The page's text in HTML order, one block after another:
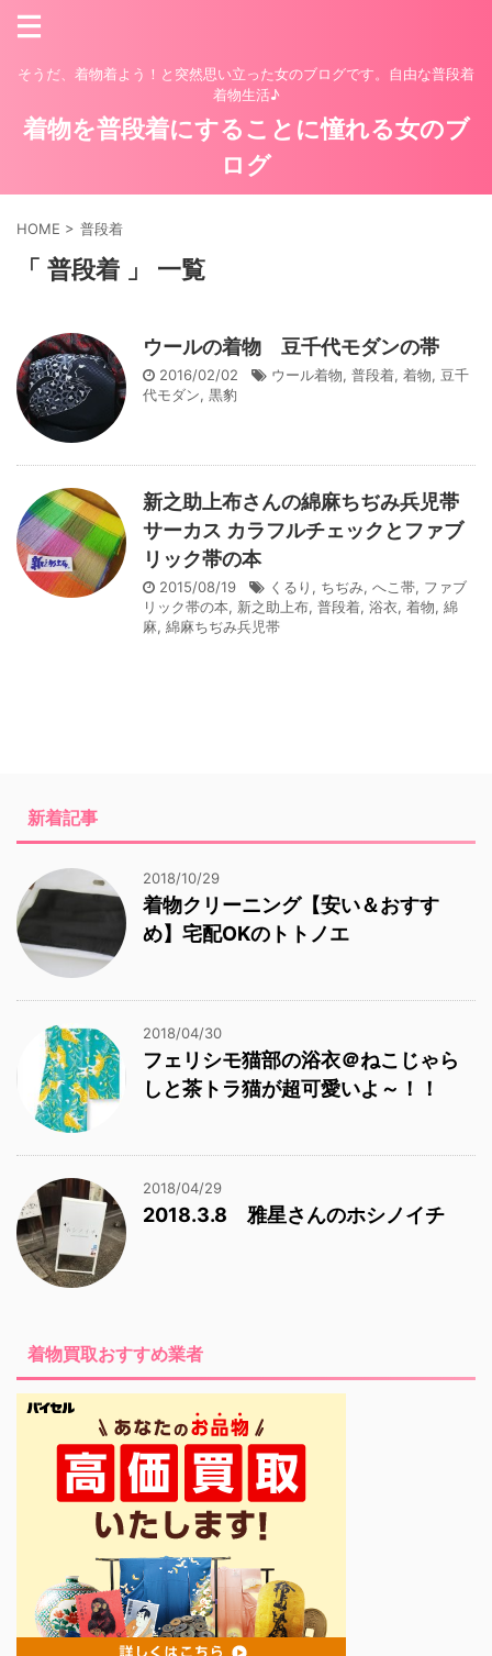
そうだ、着物着よう！と突然思い立った女のブログです。自由な普段着
着物生活♪
着物を普段着にすることに憧れる女のブ
ログ
HOME > 普段着
「 普段着 」 一覧
ウールの着物 豆千代モダンの帯
2016/02/02 ウール着物, 普段着, 着物, 豆千
代モダン, 黒豹
新之助上布さんの綿麻ちぢみ兵児帯
サーカス カラフルチェックとファブ
リック帯の本
2015/08/19 くるり , ちぢみ, へこ帯, ファブ
リック帯の本, 新之助上布, 普段着, 浴衣, 着物, 綿
麻, 綿麻ちぢみ兵児帯
新着記事
2018/10/29
着物クリーニング【安い＆おすす
め】宅配OKのトトノエ
2018/04/30
フェリシモ猫部の浴衣＠ねこじゃら
しと茶トラ猫が超可愛いよ～！！
2018/04/29
2018.3.8 雅星さんのホシノイチ
着物買取おすすめ業者